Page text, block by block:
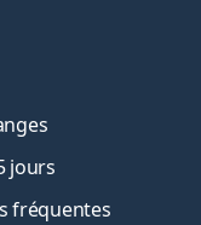
jours
fréquentes